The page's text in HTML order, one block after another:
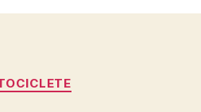
Categories